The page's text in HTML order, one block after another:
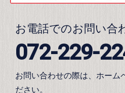
お電話でのお問い合
072-229-
お問い合わせの際は、ホーム
ださい。